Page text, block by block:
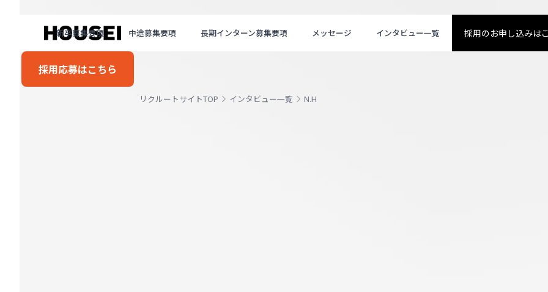
新卒募集要項 中途募集要項 長期インターン募集要項 メッセージ インタビュー一覧 採用のお申し込みは
採用応募はこちら
リクルートサイトTOP インタビュー一覧 N.H